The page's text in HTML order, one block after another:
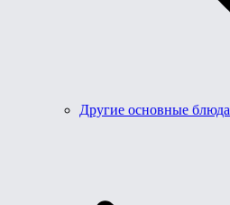
Другие основные блюда